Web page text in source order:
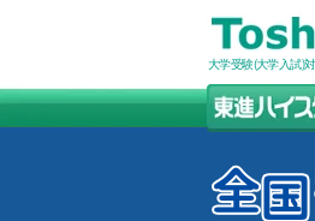
大学受験(大学入試)